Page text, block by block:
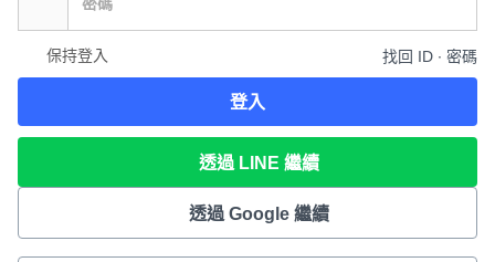
保持登入 找回 ID ∙ 密碼
登入
透過 LINE 繼續
透過 Google 繼續